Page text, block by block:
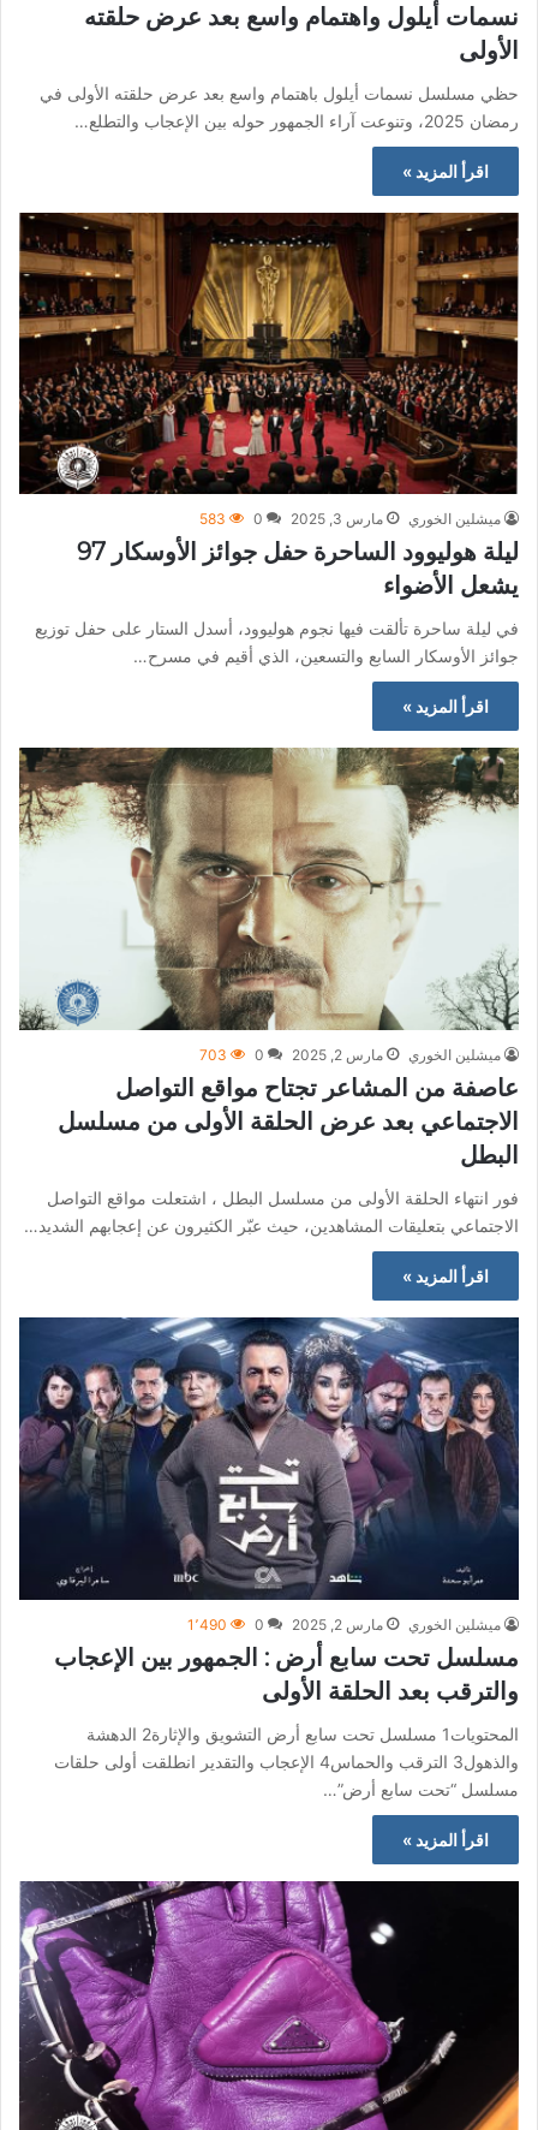
نسمات أيلول واهتمام واسع بعد عرض حلقته
الأولى
حظي مسلسل نسمات أيلول باهتمام واسع بعد عرض حلقته الأولى في
رمضان 2025، وتنوعت آراء الجمهور حوله بين الإعجاب والتطلع…
اقرأ المزيد »
ميشلين الخوري مارس 3, 2025 0
583
ليلة هوليوود الساحرة حفل جوائز الأوسكار 97
يشعل الأضواء
في ليلة ساحرة تألقت فيها نجوم هوليوود، أسدل الستار على حفل توزيع
جوائز الأوسكار السابع والتسعين، الذي أقيم في مسرح…
اقرأ المزيد »
ميشلين الخوري مارس 2, 2025 0
703
عاصفة من المشاعر تجتاح مواقع التواصل
الاجتماعي بعد عرض الحلقة الأولى من مسلسل
البطل
فور انتهاء الحلقة الأولى من مسلسل البطل ، اشتعلت مواقع التواصل
الاجتماعي بتعليقات المشاهدين، حيث عبّر الكثيرون عن إعجابهم الشديد…
اقرأ المزيد »
ميشلين الخوري مارس 2, 2025 0 1٬490
مسلسل تحت سابع أرض : الجمهور بين الإعجاب
والترقب بعد الحلقة الأولى
المحتويات1 مسلسل تحت سابع أرض التشويق والإثارة2 الدهشة
والذهول3 الترقب والحماس4 الإعجاب والتقدير انطلقت أولى حلقات
مسلسل “تحت سابع أرض”…
اقرأ المزيد »